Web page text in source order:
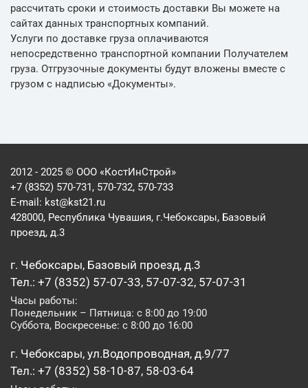
рассчитать сроки и стоимость доставки Вы можете на
сайтах данных транспортных компаний.
Услуги по доставке груза оплачиваются
непосредственно транспортной компании Получателем
груза. Отгрузочные документы будут вложены вместе с
грузом с надписью «Документы».
2012 - 2025 © ООО «КостИнСтрой»
+7 (8352) 570-731, 570-732, 570-733
E-mail: kst@kst21.ru
428000, Республика Чувашия, г.Чебоксары, Базовый
проезд, д.3
г. Чебоксары, Базовый проезд, д.3
Тел.: +7 (8352) 57-07-33, 57-07-32, 57-07-31
Часы работы:
Понедельник – Пятница: с 8:00 до 19:00
Суббота, Воскресенье: с 8:00 до 16:00
г. Чебоксары, ул.Водопроводная, д.9/77
Тел.: +7 (8352) 58-10-87, 58-03-64